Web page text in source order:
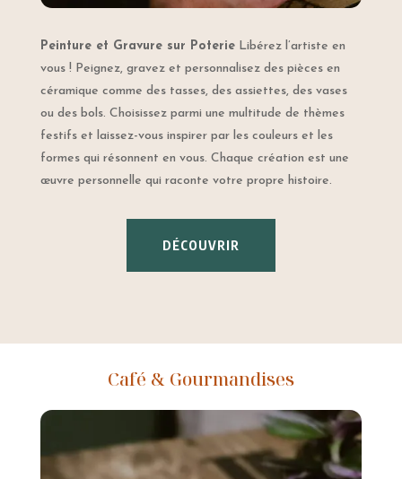
Peinture et Gravure sur PoterieLibérez l’artiste en
vous ! Peignez, gravez et personnalisez des pièces en
céramique comme des tasses, des assiettes, des vases
ou des bols. Choisissez parmi une multitude de thèmes
festifs et laissez-vous inspirer par les couleurs et les
formes qui résonnent en vous. Chaque création est une
œuvre personnelle qui raconte votre propre histoire.
DÉCOUVRIR
Café & Gourmandises